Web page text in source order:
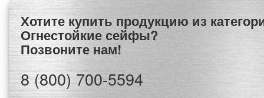
Хотите купить продукцию из категории
Огнестойкие сейфы?
Позвоните нам!
8 (800) 700-5594